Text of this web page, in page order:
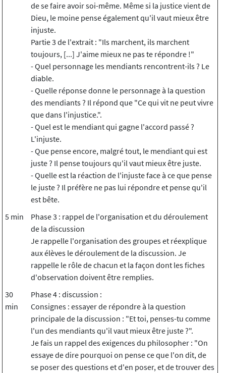
de se faire avoir soi-même. Même si la justice vient de
Dieu, le moine pense également qu'il vaut mieux être
injuste.
Partie 3 de l'extrait : "Ils marchent, ils marchent
toujours, [...] J'aime mieux ne pas te répondre !"
- Quel personnage les mendiants rencontrent-ils ? Le
diable.
- Quelle réponse donne le personnage à la question
des mendiants ? Il répond que "Ce qui vit ne peut vivre
que dans l'injustice.".
- Quel est le mendiant qui gagne l'accord passé ?
L'injuste.
- Que pense encore, malgré tout, le mendiant qui est
juste ? Il pense toujours qu'il vaut mieux être juste.
- Quelle est la réaction de l'injuste face à ce que pense
le juste ? Il préfère ne pas lui répondre et pense qu'il
est bête.
5 min
Phase 3 : rappel de l'organisation et du déroulement
de la discussion
Je rappelle l'organisation des groupes et réexplique
aux élèves le déroulement de la discussion. Je
rappelle le rôle de chacun et la façon dont les fiches
d'observation doivent être remplies.
30
min
Phase 4 : discussion :
Consignes : essayer de répondre à la question
principale de la discussion : "Et toi, penses-tu comme
l'un des mendiants qu'il vaut mieux être juste ?".
Je fais un rappel des exigences du philosopher : "On
essaye de dire pourquoi on pense ce que l'on dit, de
se poser des questions et d'en poser, et de trouver des